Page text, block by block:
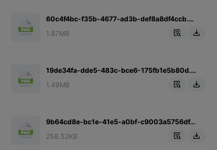
60c4f4bc-f35b-4677-ad3b-def8a8df4ccb.png
1.87MB
 
19de34fa-dde5-483c-bce6-175fb1e5b80d.png
1.49MB
 
9b64cd8e-bc1e-41e5-a0bf-c9003a5756df.png
258.52KB
 